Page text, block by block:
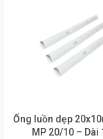
Ống luồn dẹp
MP 20/10 – Dài